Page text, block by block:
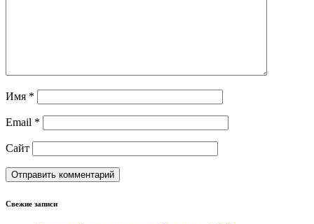
Имя *
Email *
Сайт
Свежие записи